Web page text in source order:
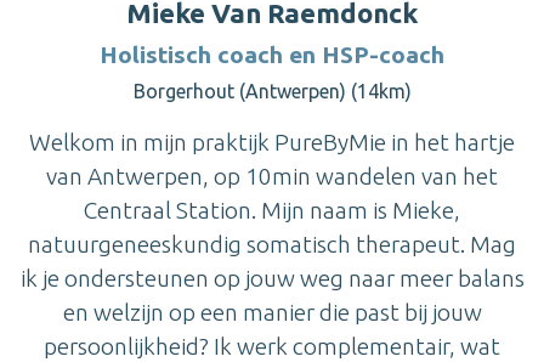
Mieke Van Raemdonck
Holistisch coach en HSP-coach
Borgerhout (Antwerpen) (14km)
Welkom in mijn praktijk PureByMie in het hartje
van Antwerpen, op 10min wandelen van het
Centraal Station. Mijn naam is Mieke,
natuurgeneeskundig somatisch therapeut. Mag
ik je ondersteunen op jouw weg naar meer balans
en welzijn op een manier die past bij jouw
persoonlijkheid? Ik werk complementair, wat